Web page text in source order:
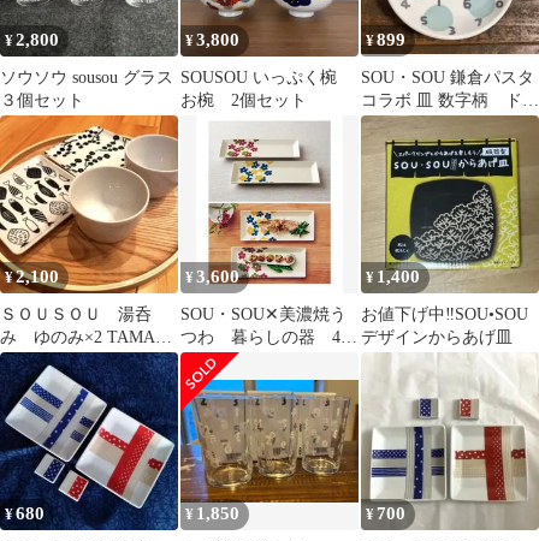
¥2,800
ソウソウ sousou グラス
３個セット
¥3,800
SOUSOU いっぷく椀
お椀 2個セット
¥899
SOU・SOU 鎌倉パスタ
コラボ 皿 数字柄 ドッ
ト 日本製 未使用
¥2,100
ＳＯＵＳＯＵ 湯呑
み ゆのみ×2 TAMAKI
スクウェア 皿 ×2
¥3,600
SOU・SOU✕美濃焼う
つわ 暮らしの器 4枚
セット 完売品
¥ 1,400
お値下げ中‼️SOU•SOU
デザインからあげ皿
¥680 ¥ 1,850 ¥ 700